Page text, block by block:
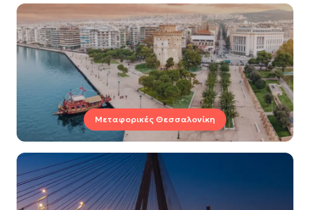
Μεταφορικές Θεσσαλονίκη